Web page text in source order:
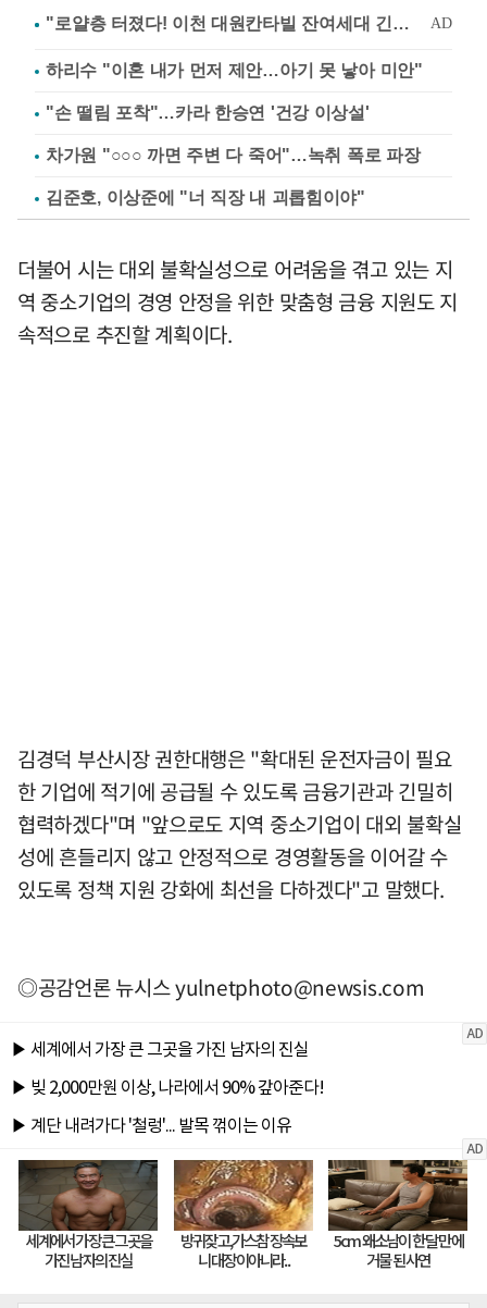
하리수 "이혼 내가 먼저 제안…아기 못 낳아 미안"
"손 떨림 포착"…카라 한승연 '건강 이상설'
차가원 "○○○ 까면 주변 다 죽어"…녹취 폭로 파장
김준호, 이상준에 "너 직장 내 괴롭힘이야"
더불어 시는 대외 불확실성으로 어려움을 겪고 있는 지
역 중소기업의 경영 안정을 위한 맞춤형 금융 지원도 지
속적으로 추진할 계획이다.
김경덕 부산시장 권한대행은 "확대된 운전자금이 필요
한 기업에 적기에 공급될 수 있도록 금융기관과 긴밀히
협력하겠다"며 "앞으로도 지역 중소기업이 대외 불확실
성에 흔들리지 않고 안정적으로 경영활동을 이어갈 수
있도록 정책 지원 강화에 최선을 다하겠다"고 말했다.
◎공감언론 뉴시스yulnetphoto@newsis.com